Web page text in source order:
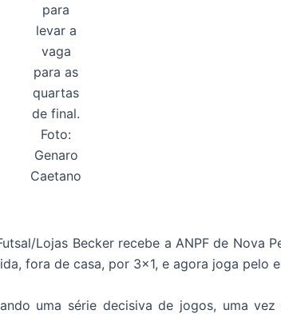
para
levar a
vaga
para as
quartas
de final.
Foto:
Genaro
Caetano
Lojas Becker recebe a ANPF de Nova
fora de casa, por 3×1, e agora joga pelo
uma série decisiva de jogos, uma